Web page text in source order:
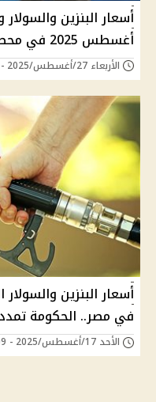
أغسطس 2025 في محطات الوقود بمصر
الأربعاء 27/أغسطس/2025 - 12:53 ص
في مصر.. الحكومة تمدد
الأحد 17/أغسطس/2025 - 02:09 م